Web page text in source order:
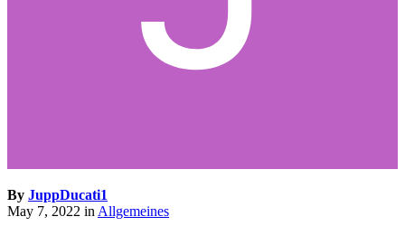
By JuppDucati1
May 7, 2022 inAllgemeines